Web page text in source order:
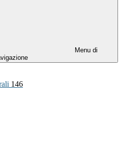
Menu di
146